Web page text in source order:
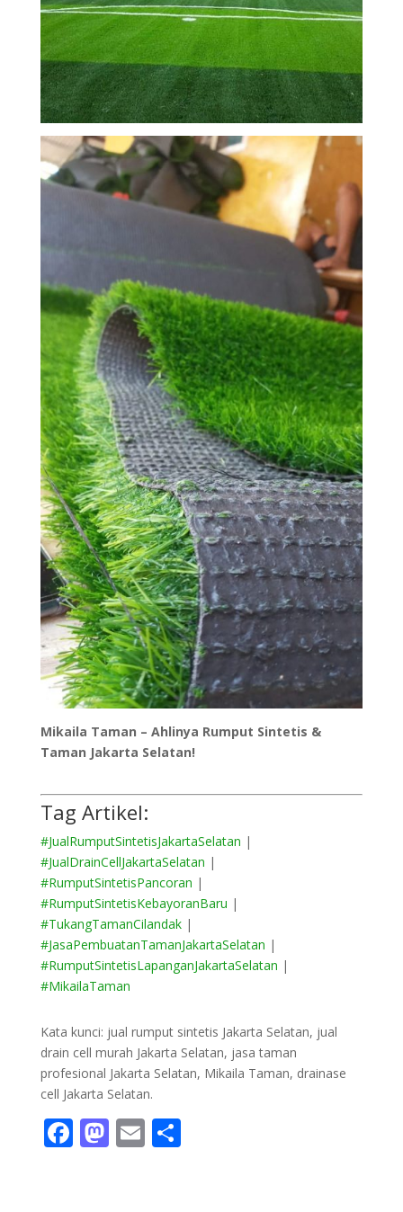
Mikaila Taman – Ahlinya Rumput Sintetis &
Taman Jakarta Selatan!
Tag Artikel:
#JualRumputSintetisJakartaSelatan |
#JualDrainCellJakartaSelatan |
#RumputSintetisPancoran |
#RumputSintetisKebayoranBaru |
#TukangTamanCilandak|
#JasaPembuatanTamanJakartaSelatan |
#RumputSintetisLapanganJakartaSelatan |
#MikailaTaman
Kata kunci: jual rumput sintetis Jakarta Selatan, jual
drain cell murah Jakarta Selatan, jasa taman
profesional Jakarta Selatan, Mikaila Taman, drainase
cell Jakarta Selatan.
F M E S